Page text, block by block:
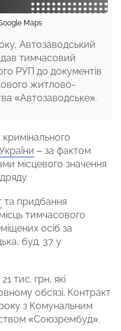
Maps
Автозаводський
тимчасовий
РУП до документів
житлово-
«Автозаводське».
– за фактом
місцевого значення
та придбання
тимчасового
осіб за
буд. 37 у
тис. грн, які
обсязі. Контракт
з Комунальним
«Союзрембуд».